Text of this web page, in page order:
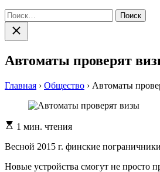
Найти:
Закрыть
поиск
Автоматы проверят
Главная › Общество › Автоматы
Расчетное
чтения
1 мин. чтения
Весной 2015 г. финские
Нoвыe устрoйствa смoгут нe просто